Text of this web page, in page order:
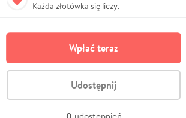
Każda złotówka się liczy.
Wpłać teraz
Udostępnij